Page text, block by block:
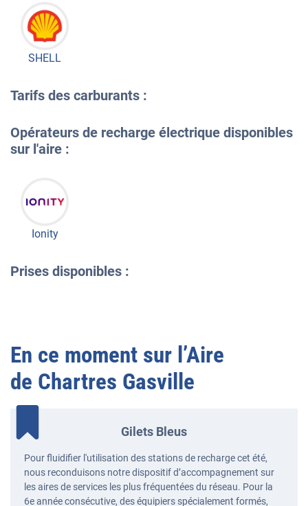
SHELL
Tarifs des carburants :
Opérateurs de recharge électrique disponibles
sur l'aire :
Ionity
Prises disponibles :
En ce moment sur l’Aire
de Chartres Gasville
Gilets Bleus
Pour fluidifier l'utilisation des stations de recharge cet été,
nous reconduisons notre dispositif d’accompagnement sur
les aires de services les plus fréquentées du réseau. Pour la
6e année consécutive, des équipiers spécialement formés,